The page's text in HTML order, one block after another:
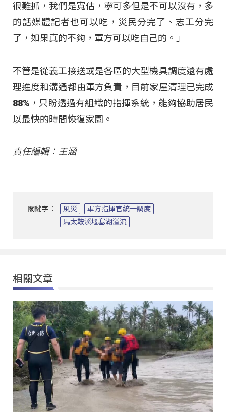
很難抓，我們是寬估，寧可多但是不可以沒有，多
的話媒體記者也可以吃，災民分完了、志工分完
了，如果真的不夠，軍方可以吃自己的。」
不管是從義工接送或是各區的大型機具調度還有處
理進度和溝通都由軍方負責，目前家屋清理已完成
88%，只盼透過有組織的指揮系統，能夠協助居民
以最快的時間恢復家園。
責任編輯：王涵
關鍵字： 風災
軍方指揮官統一調度
馬太鞍溪堰塞湖溢流
相關文章